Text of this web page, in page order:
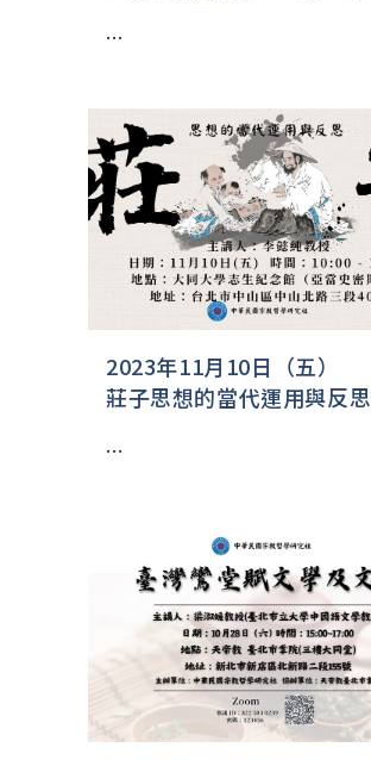
...
2023年11月10日（五）
莊子思想的當代運用與反思
...